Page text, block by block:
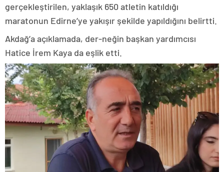
gerçekleştirilen, yaklaşık 650 atletin katıldığı
maratonun Edirne’ye yakışır şekilde yapıldığını belirtti.
Akdağ’a açıklamada, der-neğin başkan yardımcısı
Hatice İrem Kaya da eşlik etti.